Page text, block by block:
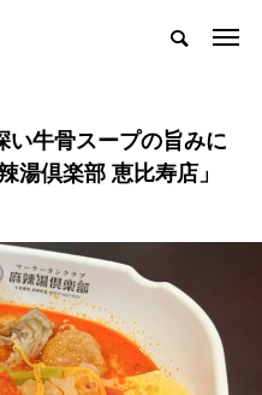
い牛骨スープの旨みに
湯倶楽部 恵比寿店」